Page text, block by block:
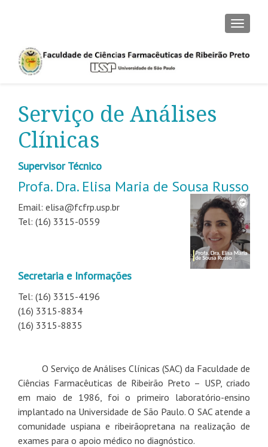
Serviço de Análises
Clínicas
Supervisor Técnico
Profa. Dra. Elisa Maria de Sousa Russo
Email: elisa@fcfrp.usp.br
Tel: (16) 3315-0559
Secretaria e Informações
Tel: (16) 3315-4196
(16) 3315-8834
(16) 3315-8835
O Serviço de Análises Clínicas (SAC) da Faculdade de
Ciências Farmacêuticas de Ribeirão Preto – USP, criado
em maio de 1986, foi o primeiro laboratório-ensino
implantado na Universidade de São Paulo. O SAC atende a
comunidade uspiana e ribeirãopretana na realização de
exames para o apoio médico no diagnóstico.